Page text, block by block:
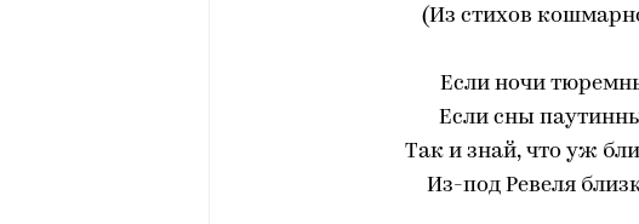
(Из стихов
Если ночи
Если сны
Так и знай, что уж
Из-под Ревеля